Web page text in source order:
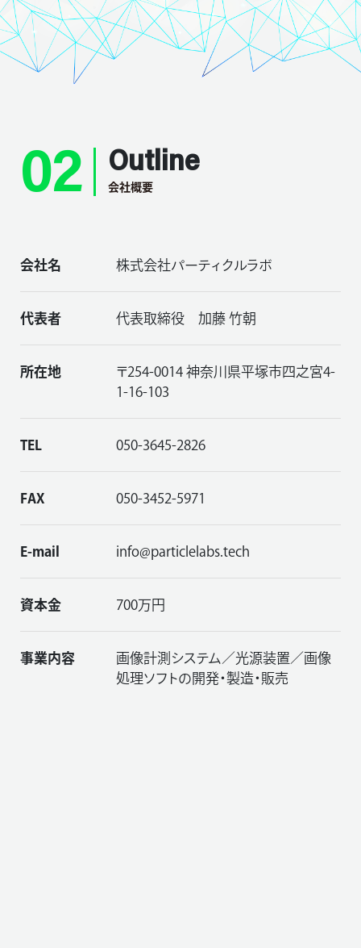
02 Outline
会社概要
会社名 株式会社パーティクルラボ
代表者 代表取締役 加藤 竹朝
所在地
〒254-0014 神奈川県平塚市四之宮4-
1-16-103
TEL 050-3645-2826
FAX 050-3452-5971
E-mail info@particlelabs.tech
資本金 700万円
事業内容
画像計測システム／光源装置／画像
処理ソフトの開発・製造・販売